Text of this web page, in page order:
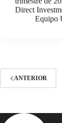
Direct
Equipo
ANTERIOR